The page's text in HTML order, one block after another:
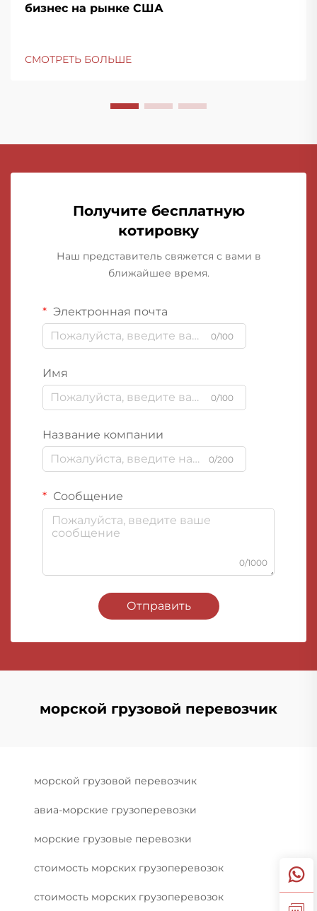
бизнес на рынке США
СМОТРЕТЬ БОЛЬШЕ
Получите бесплатную
котировку
Наш представитель свяжется с вами в
ближайшее время.
Электронная почта
0/100
Имя
0/100
Название компании
0/200
Сообщение
0/1000
Отправить
морской грузовой перевозчик
морской грузовой перевозчик
авиа-морские грузоперевозки
морские грузовые перевозки
стоимость морских грузоперевозок
стоимость морских грузоперевозок